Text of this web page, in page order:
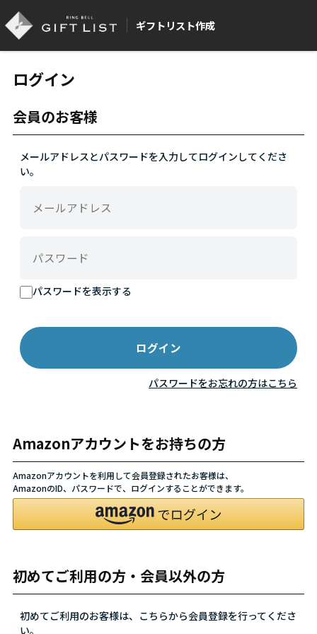
ギフトリスト作成
ログイン
会員のお客様
メールアドレスとパスワードを入力してログインしてくださ
い。
パスワードを表示する
パスワードをお忘れの方はこちら
Amazonアカウントをお持ちの方
Amazonアカウントを利用して会員登録されたお客様は、
AmazonのID、パスワードで、ログインすることができます。
初めてご利用の方・会員以外の方
初めてご利用のお客様は、こちらから会員登録を行ってくださ
い。